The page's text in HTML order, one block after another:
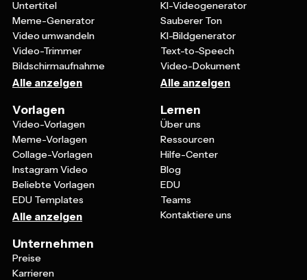
Meme-Generator
Video umwandeln
Video-Trimmer
Bildschirmaufnahme
Alle anzeigen
Sauberer Ton
KI-Bildgenerator
Text-to-Speech
Video-Dokument
Alle anzeigen
Video-Vorlagen
Meme-Vorlagen
Collage-Vorlagen
Instagram Video
Beliebte Vorlagen
EDU Templates
Alle anzeigen
Über uns
Ressourcen
Hilfe-Center
Blog
EDU
Teams
Kontaktiere uns
Preise
Karrieren
Partnerschaften